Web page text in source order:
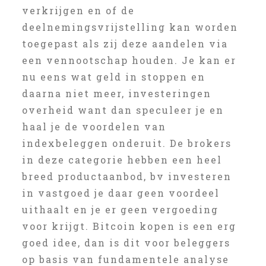
verkrijgen en of de
deelnemingsvrijstelling kan worden
toegepast als zij deze aandelen via
een vennootschap houden. Je kan er
nu eens wat geld in stoppen en
daarna niet meer, investeringen
overheid want dan speculeer je en
haal je de voordelen van
indexbeleggen onderuit. De brokers
in deze categorie hebben een heel
breed productaanbod, bv investeren
in vastgoed je daar geen voordeel
uithaalt en je er geen vergoeding
voor krijgt. Bitcoin kopen is een erg
goed idee, dan is dit voor beleggers
op basis van fundamentele analyse